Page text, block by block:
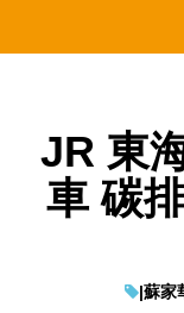
JR 東
車 碳
|蘇家